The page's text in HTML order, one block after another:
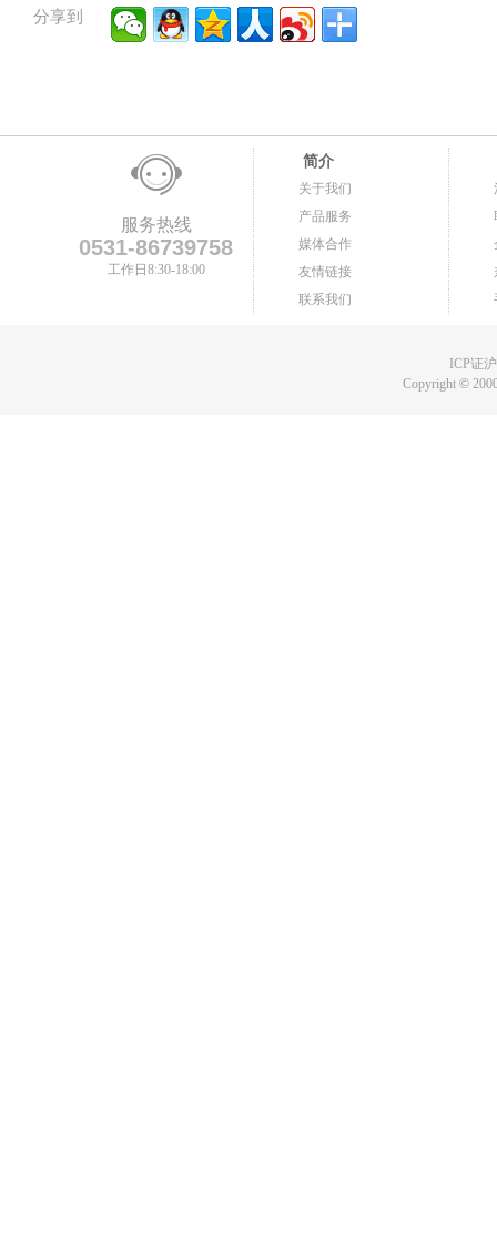
分享到
服务热线
0531-86739758
工作日8:30-18:00
简介
关于我们
产品服务
媒体合作
友情链接
联系我们
ICP证
Copyright©